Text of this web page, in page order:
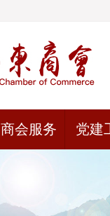
商会服务 党建